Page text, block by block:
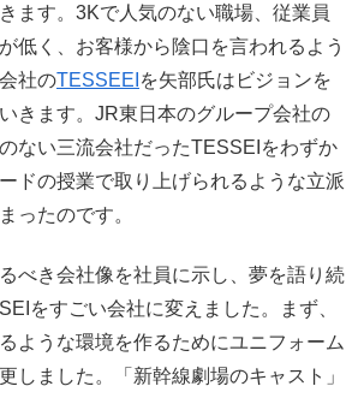
ます。3Kで人気のない職場、従業員
低く、お客様から陰口を言われるよう
社のTESSEEI を矢部氏はビジョンを
きます。JR東日本のグループ会社の
ない三流会社だったTESSEIをわずか
ドの授業で取り上げられるような立派
ったのです。
べき会社像を社員に示し、夢を語り続
をすごい会社に変えました。まず、
ような環境を作るためにユニフォーム
しました。「新幹線劇場のキャスト」